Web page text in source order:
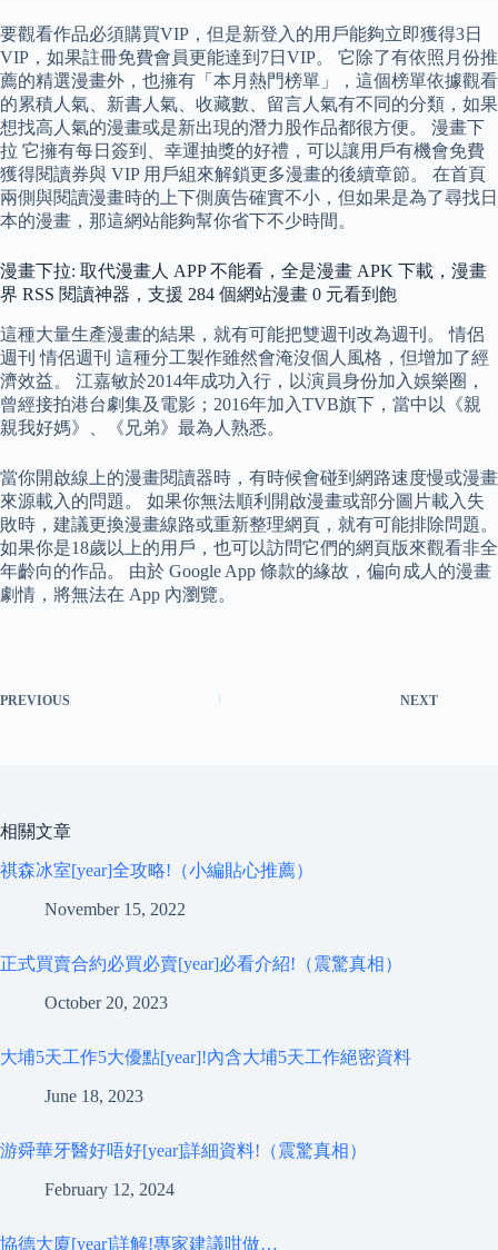
要觀看作品必須購買VIP，但是新登入的用戶能夠立即獲得3日
VIP，如果註冊免費會員更能達到7日VIP。 它除了有依照月份推
薦的精選漫畫外，也擁有「本月熱門榜單」，這個榜單依據觀看
的累積人氣、新書人氣、收藏數、留言人氣有不同的分類，如果
想找高人氣的漫畫或是新出現的潛力股作品都很方便。 漫畫下
拉 它擁有每日簽到、幸運抽獎的好禮，可以讓用戶有機會免費
獲得閱讀券與 VIP 用戶組來解鎖更多漫畫的後續章節。 在首頁
兩側與閱讀漫畫時的上下側廣告確實不小，但如果是為了尋找日
本的漫畫，那這網站能夠幫你省下不少時間。
漫畫下拉: 取代漫畫人 APP 不能看，全是漫畫 APK 下載，漫畫
界 RSS 閱讀神器，支援 284 個網站漫畫 0 元看到飽
這種大量生產漫畫的結果，就有可能把雙週刊改為週刊。 情侶
週刊 情侶週刊 這種分工製作雖然會淹沒個人風格，但增加了經
濟效益。 江嘉敏於2014年成功入行，以演員身份加入娛樂圈，
曾經接拍港台劇集及電影；2016年加入TVB旗下，當中以《親
親我好媽》、《兄弟》最為人熟悉。
當你開啟線上的漫畫閱讀器時，有時候會碰到網路速度慢或漫畫
來源載入的問題。 如果你無法順利開啟漫畫或部分圖片載入失
敗時，建議更換漫畫線路或重新整理網頁，就有可能排除問題。
如果你是18歲以上的用戶，也可以訪問它們的網頁版來觀看非全
年齡向的作品。 由於 Google App 條款的緣故，偏向成人的漫畫
劇情，將無法在 App 內瀏覽。
PREVIOUS NEXT
相關文章
祺森冰室[year]全攻略!（小編貼心推薦）
November 15, 2022
正式買賣合約必買必賣[year]必看介紹!（震驚真相）
October 20, 2023
大埔5天工作5大優點[year]!內含大埔5天工作絕密資料
June 18, 2023
游舜華牙醫好唔好[year]詳細資料!（震驚真相）
February 12, 2024
協德大廈[year]詳解!專家建議咁做…